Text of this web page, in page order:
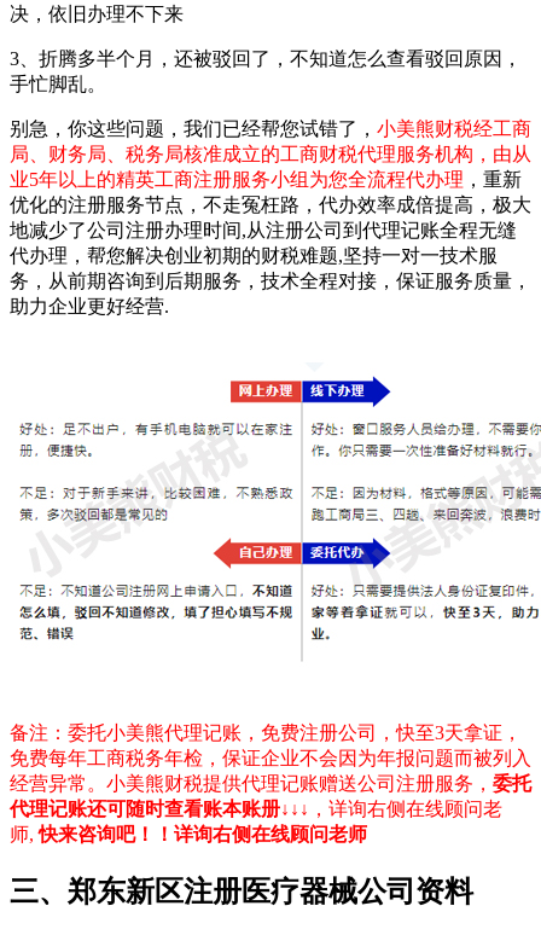
决，依旧办理不下来
3、折腾多半个月，还被驳回了，不知道怎么查看驳回原因，
手忙脚乱。
别急，你这些问题，我们已经帮您试错了， 小美熊财税经工商
局、财务局、税务局核准成立的工商财税代理服务机构，由从
业5年以上的精英工商注册服务小组为您全流程代办理 ，重新
优化的注册服务节点，不走冤枉路，代办效率成倍提高，极大
地减少了公司注册办理时间,从注册公司到代理记账全程无缝
代办理，帮您解决创业初期的财税难题,坚持一对一技术服
务，从前期咨询到后期服务，技术全程对接，保证服务质量，
助力企业更好经营.
备注：委托小美熊代理记账，免费注册公司，快至3天拿证，
免费每年工商税务年检，保证企业不会因为年报问题而被列入
经营异常。小美熊财税提供代理记账赠送公司注册服务， 委托
代理记账还可随时查看账本账册↓↓↓，详询右侧在线顾问老
师,快来咨询吧！！详询右侧在线顾问老师
三、郑东新区注册医疗器械公司资料